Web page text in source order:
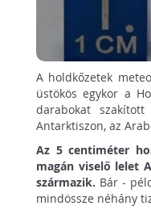
A holdkőzetek
üstökös egykor a
darabokat
Antarktiszon, az
Az 5 centiméter
magán viselő lelet
származik. Bár -
mindössze néhány